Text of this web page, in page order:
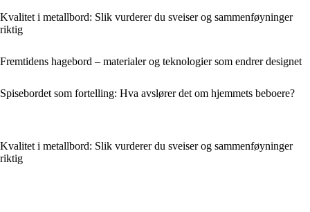
Kvalitet i metallbord: Slik vurderer du sveiser og sammenføyninger
riktig
Fremtidens hagebord – materialer og teknologier som endrer designet
Spisebordet som fortelling: Hva avslører det om hjemmets beboere?
Kvalitet i metallbord: Slik vurderer du sveiser og sammenføyninger
riktig